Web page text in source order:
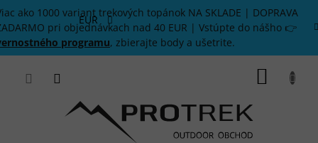
Prejsť
na
obsah
ako 1000 variant trekových topánok NA SKLADE | DOPRAVA
pri objednávkach nad 40 EUR | Vstúpte do nášho 👉
programu, zbierajte body a ušetrite.
EUR